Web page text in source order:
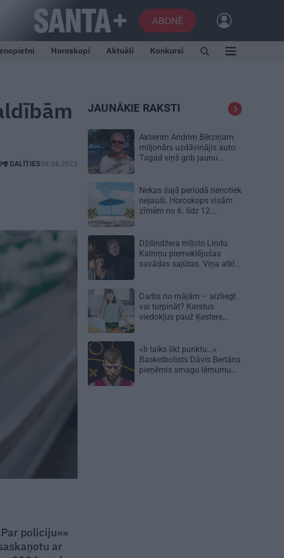
ABONĒ
Horoskopi Aktuāli Konkursi
DALĪTIES08.08.2023
policiju»»
ar
JAUNĀKIE RAKSTI
Aktierim Andrim Bērziņam
miljonārs uzdāvinājis auto.
Tagad viņš grib jaunu…
Nekas šajā periodā nenotiek
nejauši. Horoskops visām
zīmēm no 6. līdz 12.
Džilindžera mīļoto Lindu
Kalniņu piemeklējušas
savādas sajūtas. Viņa atklāj
Darbs no mājām – aizliegt
vai turpināt? Karstus
viedokļus pauž Ķestere,
«Ir laiks likt punktu…»
Basketbolists Dāvis Bertāns
pieņēmis smagu lēmumu